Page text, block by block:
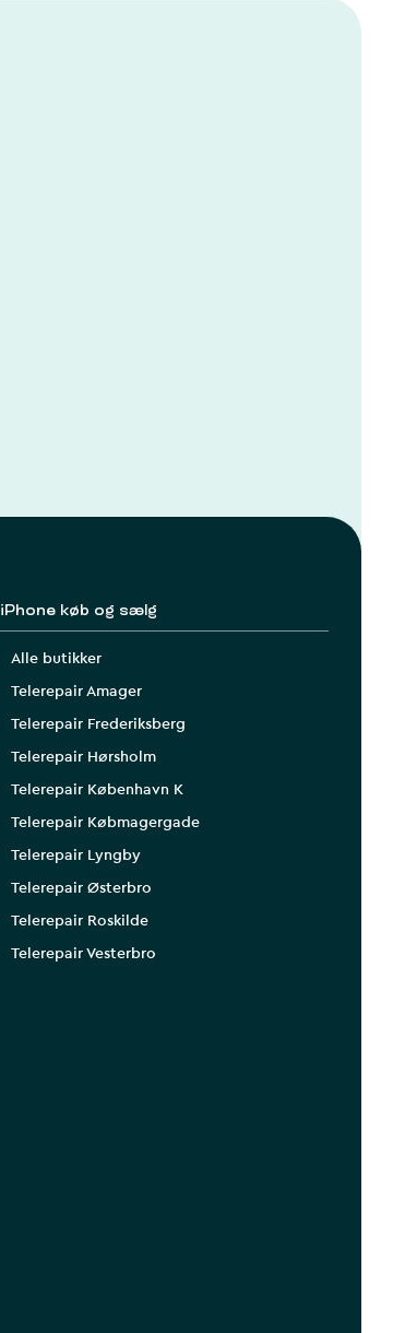
iPhone køb og sælg
Alle butikker
Telerepair Amager
Telerepair Frederiksberg
Telerepair Hørsholm
Telerepair København K
Telerepair Købmagergade
Telerepair Lyngby
Telerepair Østerbro
Telerepair Roskilde
Telerepair Vesterbro